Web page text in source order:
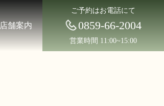
店舗案内
ご予約はお電話にて
0859-66-2004
営業時間 11:00~15:00